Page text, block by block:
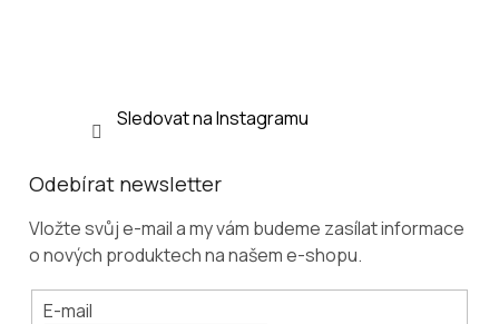
Sledovat na Instagramu
Odebírat newsletter
Vložte svůj e-mail a my vám budeme zasílat informace
o nových produktech na našem e-shopu.
E-mail